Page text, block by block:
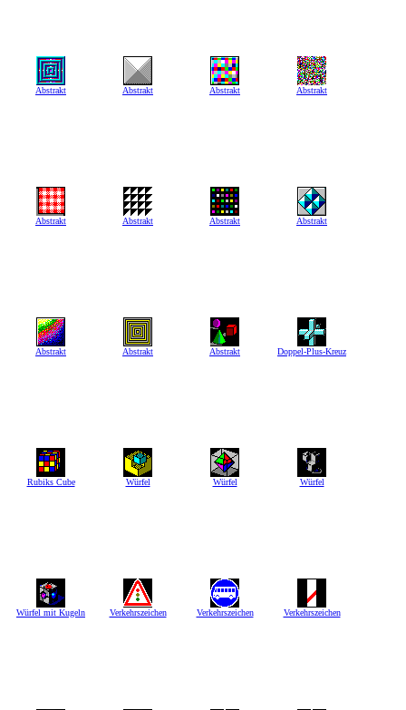
Abstrakt Abstrakt Abstrakt Abstrakt
Abstrakt Abstrakt Abstrakt Abstrakt
Abstrakt Abstrakt Abstrakt Doppel-Plus-Kreuz
Rubiks Cube Würfel Würfel Würfel
Würfel mit Kugeln Verkehrszeichen Verkehrszeichen Verkehrszeichen